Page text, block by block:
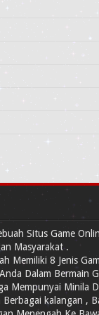
Situs Game
Masyarakat .
Memiliki 8 Jenis
Dalam Bermain
Mempunyai Minila
Berbagai kalangan ,